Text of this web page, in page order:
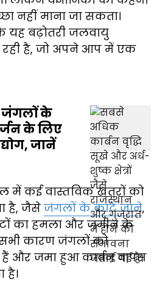
नहीं माना जा सकता।
यह बढ़ोतरी जलवायु
रही है, जो अपने आप में एक
जंगलों के
के लिए
जानें
में कई वास्तविक खतरों को
है, जैसे जंगलों के काटे जाने,
का हमला और जमीन के
कारण जंगलों को
और जमा हुआ कार्बन वापस
है।